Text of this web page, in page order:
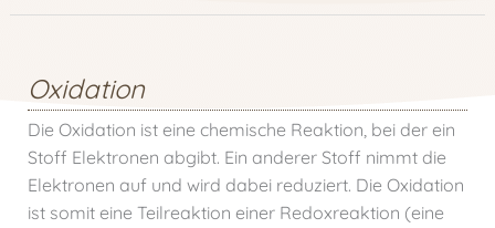
Oxidation
Die Oxidation ist eine chemische Reaktion, bei der ein
Stoff Elektronen abgibt. Ein anderer Stoff nimmt die
Elektronen auf und wird dabei reduziert. Die Oxidation
ist somit eine Teilreaktion einer Redoxreaktion (eine